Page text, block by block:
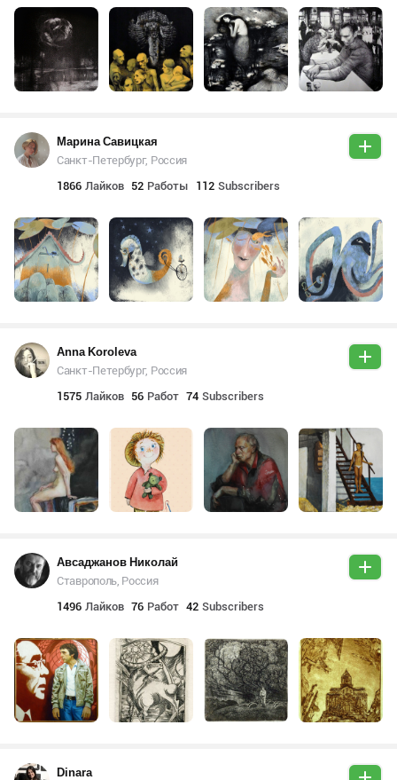
Марина Савицкая
Санкт-Петербург, Россия
1866 Лайков 52 Работы 112 Subscribers
Anna Koroleva
Санкт-Петербург, Россия
1575 Лайков 56 Работ 74 Subscribers
Авсаджанов Николай
Ставрополь, Россия
1496 Лайков 76 Работ 42 Subscribers
Dinara